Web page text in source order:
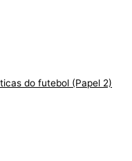
do futebol (Papel 2)